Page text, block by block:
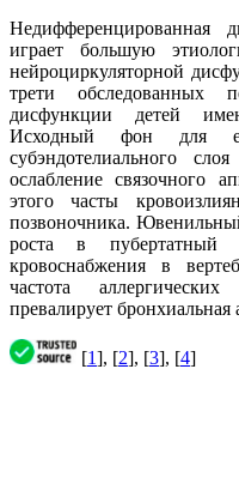
Недифференцированная
играет большую
нейроциркуляторной
трети обследованных
дисфункции детей
Исходный фон для
субэндотелиального
ослабление связочного
этого часты
позвоночника.
роста в пубертатный
кровоснабжения в
частота
превалирует бронхиальная
[1], [2], [3], [4]